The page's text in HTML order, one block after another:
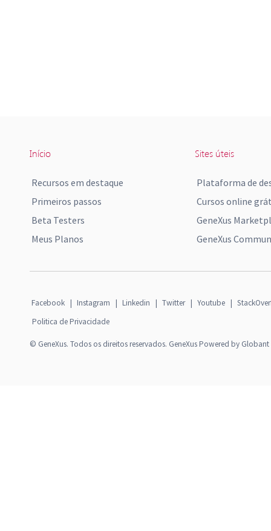
Início
Recursos em destaque
Primeiros passos
Beta Testers
Meus Planos
Sites úteis
Plataforma de
Cursos online
GeneXus
GeneXus
Facebook | Instagram | Linkedin | Twitter | Youtube |
Politica de Privacidade
© GeneXus. Todos os direitos reservados. GeneXus Powered by Globant